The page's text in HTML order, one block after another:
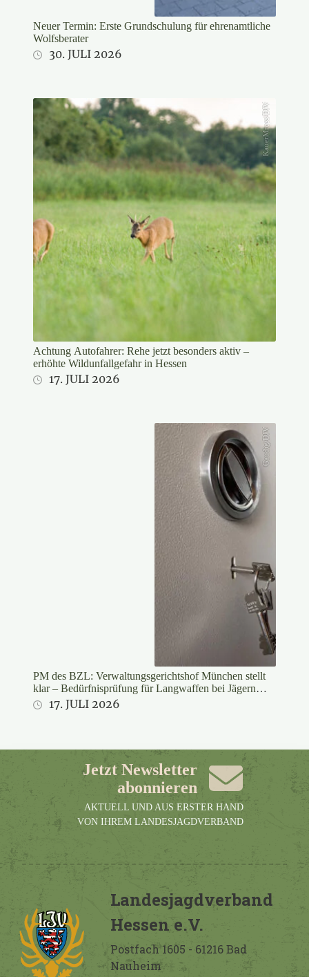
Neuer Termin: Erste Grundschulung für ehrenamtliche
Wolfsberater
30. JULI 2026
KauerMross/DJV
Achtung Autofahrer: Rehe jetzt besonders aktiv –
erhöhte Wildunfallgefahr in Hessen
17. JULI 2026
Gaudig/DJV
PM des BZL: Verwaltungsgerichtshof München stellt
klar – Bedürfnisprüfung für Langwaffen bei Jägern
rechtswidrig
17. JULI 2026
Jetzt Newsletter
abonnieren
AKTUELL UND AUS ERSTER HAND
VON IHREM LANDESJAGDVERBAND
Landesjagdverband
Hessen e.V.
Postfach 1605 - 61216 Bad
Nauheim